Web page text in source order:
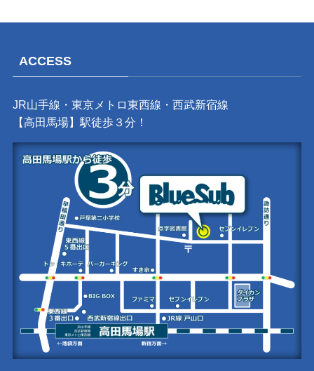
ACCESS
JR山手線・東京メトロ東西線・西武新宿線
【高田馬場】駅徒歩３分！